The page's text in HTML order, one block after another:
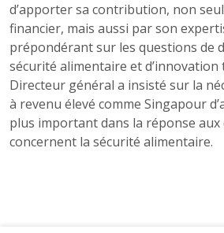
d’apporter sa contribution, non
financier, mais aussi par son
prépondérant sur les questions de
sécurité alimentaire et d’innovation
Directeur général a insisté sur la
à revenu élevé comme Singapour
plus important dans la réponse aux
concernent la sécurité alimentaire.